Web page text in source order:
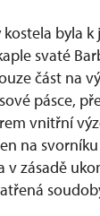
byla
svaté
část na
pásce,
vnitřní
na
zásadě